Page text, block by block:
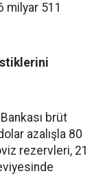
milyar 511
brüt
azalışla 80
rezervleri, 21